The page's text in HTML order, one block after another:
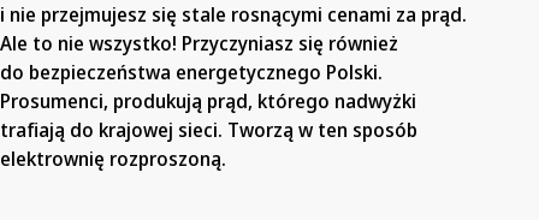
i nie przejmujesz się stale rosnącymi cenami za prąd.
Ale to nie wszystko! Przyczyniasz się również
do bezpieczeństwa energetycznego Polski.
Prosumenci, produkują prąd, którego nadwyżki
trafiają do krajowej sieci. Tworzą w ten sposób
elektrownię rozproszoną.